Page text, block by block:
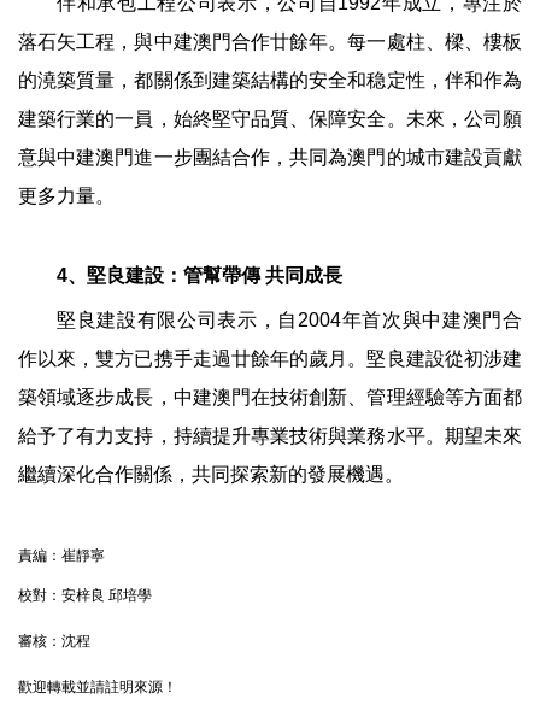
落石矢工程，與中建澳門合作廿餘年。每一處柱、樑、樓板
的澆築質量，都關係到建築結構的安全和稳定性，伴和作為
建築行業的一員，始終堅守品質、保障安全。未來，公司願
意與中建澳門進一步團結合作，共同為澳門的城市建設貢獻
更多力量。
4、堅良建設：管幫帶傳 共同成長
堅良建設有限公司表示，自2004年首次與中建澳門合
作以來，雙方已携手走過廿餘年的歲月。堅良建設從初涉建
築領域逐步成長，中建澳門在技術創新、管理經驗等方面都
給予了有力支持，持續提升專業技術與業務水平。期望未來
繼續深化合作關係，共同探索新的發展機遇。
責編：崔靜寧
校對：安梓良 邱培學
審核：沈程
歡迎轉載並請註明來源！